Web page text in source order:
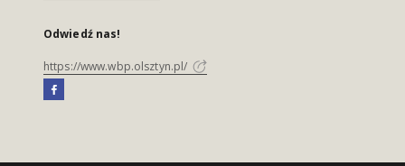
Odwiedź nas!
https://www.wbp.olsztyn.pl/